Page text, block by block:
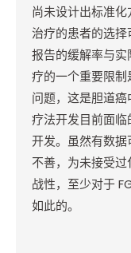
尚未设计出标准
治疗的患者的选
报告的缓解率与
疗的一个重要限
问题，这是胆道癌
疗法开发目前面
开发。虽然有数
不善，为未接受
战性，至少对于
如此的。